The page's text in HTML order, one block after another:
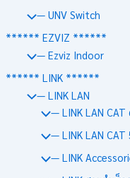
— UNV Switch
****** EZVIZ ******
— Ezviz Indoor
****** LINK ******
— LINK LAN
— LINK LAN CAT
— LINK LAN CAT
— LINK